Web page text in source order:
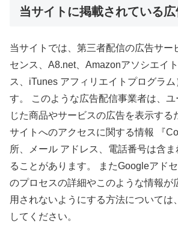
当サイトに掲載されている
当サイトでは、第三者配信の広告サー
センス、A8.net、Amazonアソシエイ
ス、iTunes アフィリエイトプログラム
す。 このような広告配信事業者は、
じた商品やサービスの広告を表示する
サイトへのアクセスに関する情報 『
所、メール アドレス、電話番号は含
ることがあります。 またGoogleアド
のプロセスの詳細やこのような情報が
用されないようにする方法については
してください。